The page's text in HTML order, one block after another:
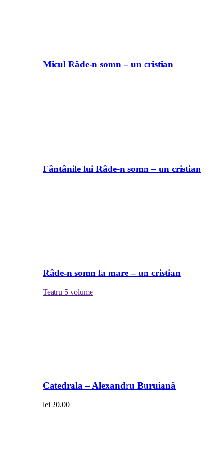
Micul Râde-n somn – un cristian
Fântânile lui Râde-n somn – un cristian
Râde-n somn la mare – un cristian
Teatru 5 volume
Catedrala – Alexandru Buruiană
lei 20.00